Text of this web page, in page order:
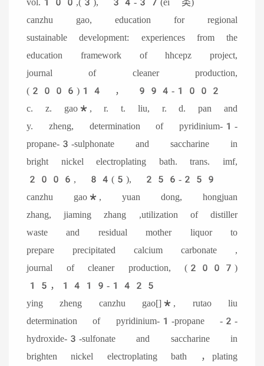
canzhu gao, education for regional
sustainable development: experiences from the
education framework of hhcepz project,
journal of cleaner production,
(2006)14 ， 994-1002
c. z. gao*, r. t. liu, r. d. pan and
y. zheng, determination of pyridinium-1-
propane-3-sulphonate and saccharine in
bright nickel electroplating bath. trans. imf,
2006, 84(5), 256-259
canzhu gao*, yuan dong, hongjuan
zhang, jiaming zhang ,utilization of distiller
waste and residual mother liquor to
prepare precipitated calcium carbonate ,
journal of cleaner production, (2007)
15，1419-1425
ying zheng canzhu gao[]*, rutao liu
determination of pyridinium-1-propane -2-
hydroxide-3-sulfonate and saccharine in
brighten nickel electroplating bath ，plating